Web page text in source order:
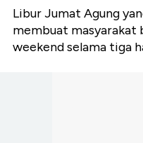
Libur Jumat Agung
membuat masyarakat
weekend selama tiga